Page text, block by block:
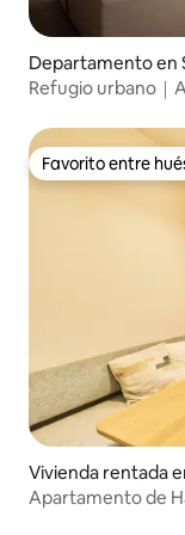
Departamento en
Refugio urbano｜
Favorito entre
Favorito entre
Vivienda rentada
Apartamento de